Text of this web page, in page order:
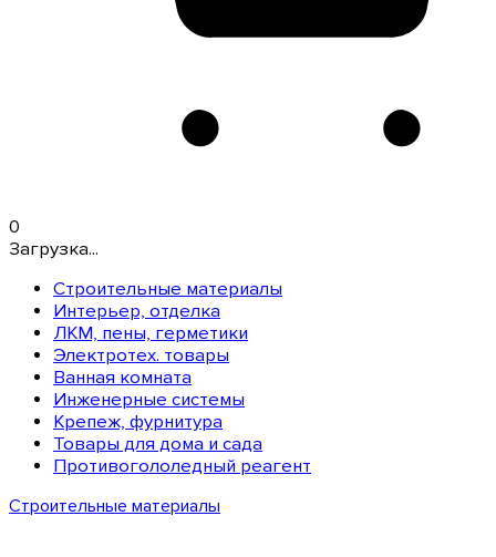
0
Загрузка...
Строительные материалы
Интерьер, отделка
ЛКМ, пены, герметики
Электротех. товары
Ванная комната
Инженерные системы
Крепеж, фурнитура
Товары для дома и сада
Противогололедный реагент
Строительные материалы